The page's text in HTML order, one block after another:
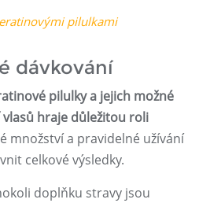
pilulkami
dávkování
pilulky a jejich možné
hraje důležitou roli
množství a pravidelné užívání
celkové výsledky.
doplňku stravy jsou